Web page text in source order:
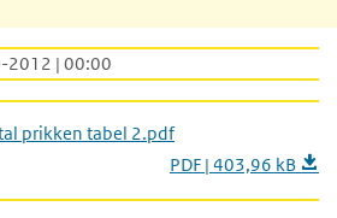
2012 | 00:00
prikken tabel 2.pdf
PDF | 403,96 kB